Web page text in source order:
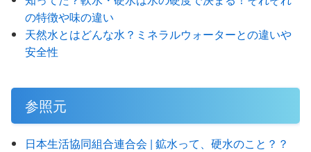
の特徴や味の違い
天然水とはどんな水？ミネラルウォーターとの違いや
安全性
参照元
日本生活協同組合連合会 | 鉱水って、硬水のこと？？